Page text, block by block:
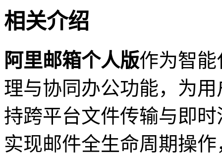
相关介绍
阿里邮箱个人版作为智
理与协同办公功能，为
持跨平台文件传输与即
实现邮件全生命周期操